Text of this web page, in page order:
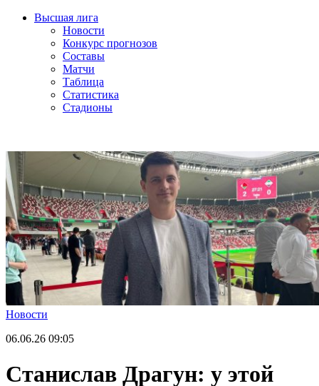
Высшая лига
Новости
Конкурс прогнозов
Составы
Матчи
Таблица
Статистика
Стадионы
Новости
06.06.26 09:05
Станислав Драгун: у этой